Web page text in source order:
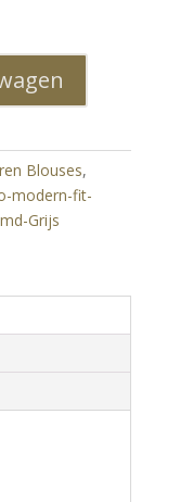
Blouses,
modern-fit-
Grijs